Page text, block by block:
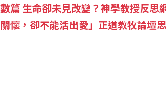
篇 生命卻未見改變？神學教授反思
關懷，卻不能活出愛」正道教牧論壇